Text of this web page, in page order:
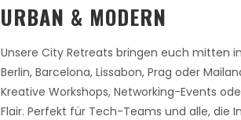
URBAN & MODERN
Unsere City Retreats bringen euch mitten
Berlin, Barcelona, Lissabon, Prag oder
Kreative Workshops, Networking-Events
Flair. Perfekt für Tech-Teams und alle, die